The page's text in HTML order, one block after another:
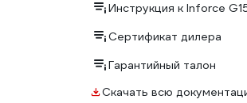
Инструкция к Inforce
Сертификат дилера
Гарантийный талон
Скачать всю